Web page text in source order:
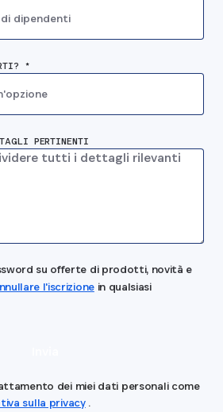
dipendenti
*
PERTINENTI
su offerte di prodotti, novità e
l'iscrizionein qualsiasi
dei miei dati personali come
sulla privacy .